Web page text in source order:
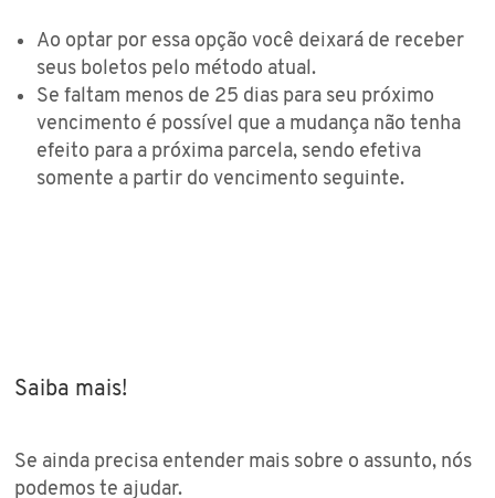
Ao optar por essa opção você deixará de receber
seus boletos pelo método atual.
Se faltam menos de 25 dias para seu próximo
vencimento é possível que a mudança não tenha
efeito para a próxima parcela, sendo efetiva
somente a partir do vencimento seguinte.
Saiba mais!
Se ainda precisa entender mais sobre o assunto, nós
podemos te ajudar.